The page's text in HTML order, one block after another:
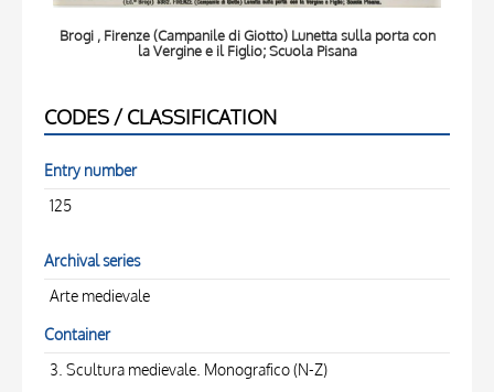
Brogi , Firenze (Campanile di Giotto) Lunetta sulla porta con
la Vergine e il Figlio; Scuola Pisana
CODES / CLASSIFICATION
Entry number
125
Archival series
Arte medievale
Container
3. Scultura medievale. Monografico (N-Z)